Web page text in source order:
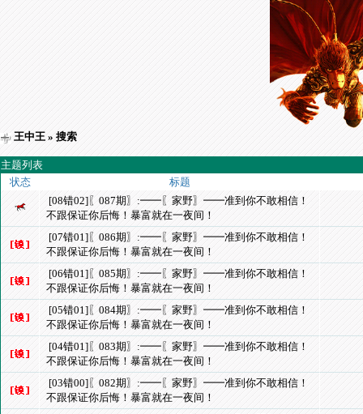
王中王 » 搜索
主题列表
状态
标题
[08错02]〖087期〗:━━〖家野〗━━准到你不敢相信！
不跟保证你后悔！暴富就在一夜间！
[07错01]〖086期〗:━━〖家野〗━━准到你不敢相信！
不跟保证你后悔！暴富就在一夜间！
[06错01]〖085期〗:━━〖家野〗━━准到你不敢相信！
不跟保证你后悔！暴富就在一夜间！
[05错01]〖084期〗:━━〖家野〗━━准到你不敢相信！
不跟保证你后悔！暴富就在一夜间！
[04错01]〖083期〗:━━〖家野〗━━准到你不敢相信！
不跟保证你后悔！暴富就在一夜间！
[03错00]〖082期〗:━━〖家野〗━━准到你不敢相信！
不跟保证你后悔！暴富就在一夜间！